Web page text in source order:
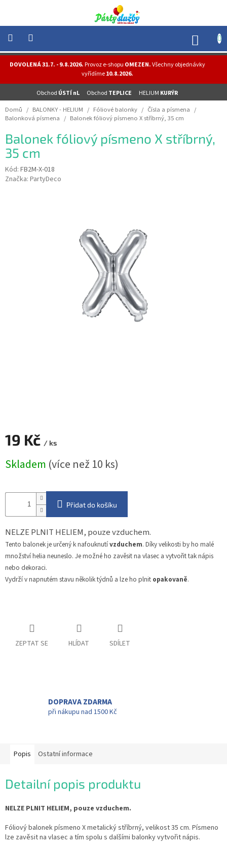
obsah
DOVOLENÁ 31.7. - 9.8.2026.Provoz e-shopu OMEZEN.Všechny objednávky
vyřídíme10.8.2026.
Obchod ÚSTÍ nL Obchod TEPLICE HELIUM KURÝR
NOVINKY
HELIUM
-
OSLAVY
MASKY
-
KOSTÝMY
Domů / BALONKY - HELIUM / Fóliové balonky / Čísla a písmena /
Balonková písmena / Balonek fóliový písmeno X stříbrný, 35 cm
Balonek fóliový písmeno X stříbrný,
35 cm
Kód: FB2M-X-018
Značka: PartyDeco
19 Kč / ks
cena:
Skladem (více než 10 ks)
Přidat do košíku
NELZE PLNIT HELIEM, pouze vzduchem.
Tento balonek je určený k nafouknutívzduchem. Díky velikosti by ho malé
množství helia neuneslo. Je možné ho zavěsit na vlasec a vytvořit tak nápis
nebo dekoraci.
Vydrží v napnutém stavu několik týdnů a lze ho plnit opakovaně.
ZEPTAT SE HLÍDAT SDÍLET
DOPRAVA ZDARMA
při nákupu nad 1500 Kč
Popis Ostatní informace
Detailní popis produktu
NELZE PLNIT HELIEM, pouze vzduchem.
Fóliový balonek písmeno X metalický stříbrný, velikost 35 cm. Písmeno
lze zavěsit na vlasec a tím spolu s dalšími balonky vytvořit nápis.